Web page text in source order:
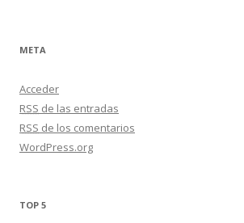
META
Acceder
RSS de las entradas
RSS de los comentarios
WordPress.org
TOP 5